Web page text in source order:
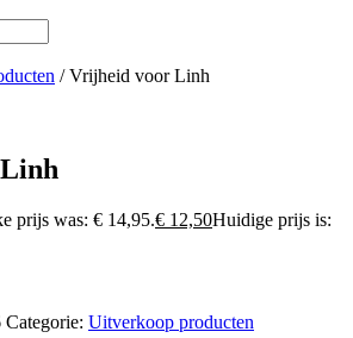
/ Vrijheid voor Linh
prijs was: € 14,95.€ 12,50Huidige prijs is:
Categorie: Uitverkoop producten